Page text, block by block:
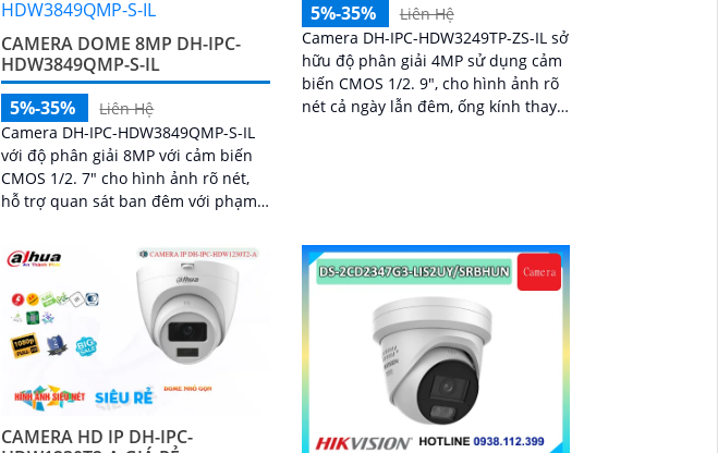
CAMERA DOME 8MP DH-IPC-
HDW3849QMP-S-IL
5%-35%
Liên Hệ
Camera DH-IPC-HDW3849QMP-S-IL
với độ phân giải 8MP với cảm biến
CMOS 1/2. 7" cho hình ảnh rõ nét,
hỗ trợ quan sát ban đêm với phạm
trắng
5%-35%
Liên Hệ
Camera DH-IPC-HDW3249TP-ZS-IL sở
hữu độ phân giải 4MP sử dụng cảm
biến CMOS 1/2. 9", cho hình ảnh rõ
nét cả ngày lẫn đêm, ống kính thay
CAMERA HD IP DH-IPC-